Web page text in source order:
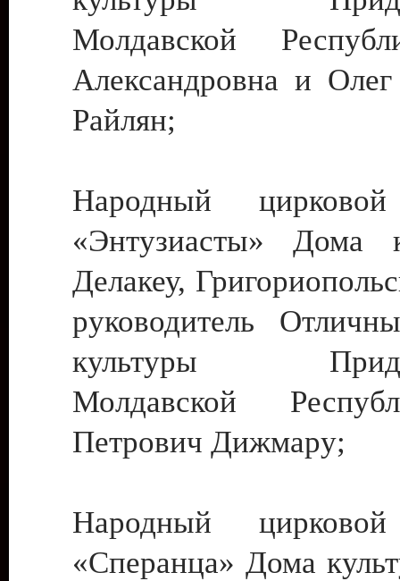
Молдавской
Александровна и
Райлян;
Народный цирковой
«Энтузиасты» Дома
Делакеу,
руководитель
культуры
Молдавской
Петрович Дижмару;
Народный цирковой
«Сперанца» Дома